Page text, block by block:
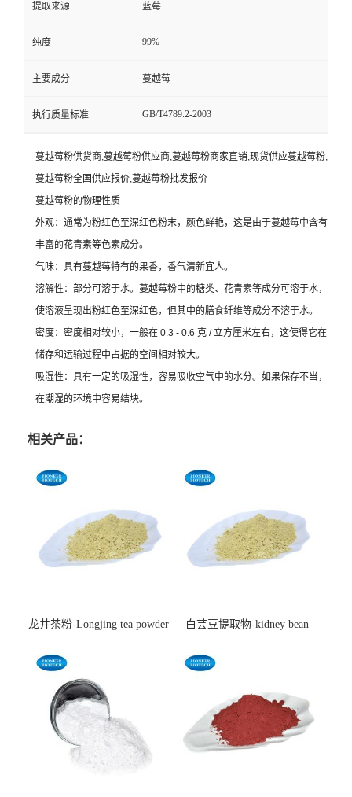
提取来源 蓝莓
纯度 99%
主要成分 蔓越莓
执行质量标准 GB/T4789.2-2003
蔓越莓粉供货商,蔓越莓粉供应商,蔓越莓粉商家直销,现货供应蔓越莓粉,
蔓越莓粉全国供应报价,蔓越莓粉批发报价
蔓越莓粉的物理性质
外观：通常为粉红色至深红色粉末，颜色鲜艳，这是由于蔓越莓中含有
丰富的花青素等色素成分。
气味：具有蔓越莓特有的果香，香气清新宜人。
溶解性：部分可溶于水。蔓越莓粉中的糖类、花青素等成分可溶于水，
使溶液呈现出粉红色至深红色，但其中的膳食纤维等成分不溶于水。
密度：密度相对较小，一般在 0.3 - 0.6 克 / 立方厘米左右，这使得它在
储存和运输过程中占据的空间相对较大。
吸湿性：具有一定的吸湿性，容易吸收空气中的水分。如果保存不当，
在潮湿的环境中容易结块。
相关产品：
龙井茶粉-Longjing tea powder
白芸豆提取物-kidney bean